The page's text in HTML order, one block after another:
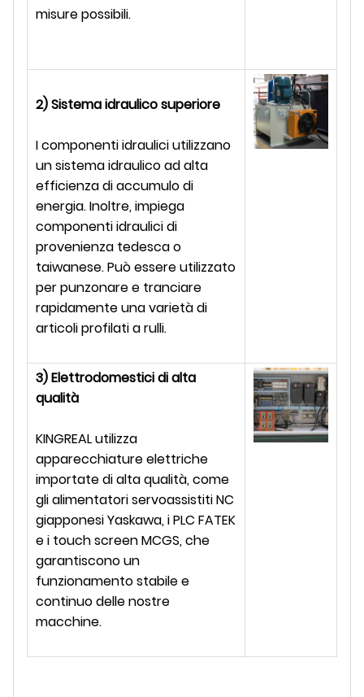
misure possibili.
2) Sistema idraulico superiore
I componenti idraulici utilizzano
un sistema idraulico ad alta
efficienza di accumulo di
energia. Inoltre, impiega
componenti idraulici di
provenienza tedesca o
taiwanese. Può essere utilizzato
per punzonare e tranciare
rapidamente una varietà di
articoli profilati a rulli.
3) Elettrodomestici di alta
qualità
KINGREAL utilizza
apparecchiature elettriche
importate di alta qualità, come
gli alimentatori servoassistiti NC
giapponesi Yaskawa, i PLC FATEK
e i touch screen MCGS, che
garantiscono un
funzionamento stabile e
continuo delle nostre
macchine.